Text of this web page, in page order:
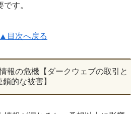
す。
▲目次へ戻る
報の危機【ダークウェブの取引と
鎖的な被害】